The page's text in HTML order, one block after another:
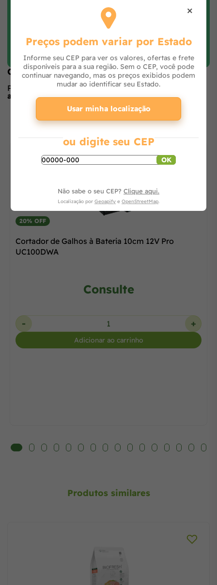
Faça login e avalie
Opiniões de quem comprou o produto
Produto ainda sem avaliações, seja o primeiro a
avaliar
no formulário ao lado.
O que os outros estão vendo
20% OFF
Cortador de Galhos à Bateria 10cm 12V Pro
UC100DWA
Consulte
- +
Adicionar ao carrinho
Produtos similares
×
Preços podem variar por Estado
Informe seu CEP para ver os valores, ofertas e frete
disponíveis para a sua região. Sem o CEP, você pode
continuar navegando, mas os preços exibidos podem
mudar ao identificar seu Estado.
Usar minha localização
ou digite seu CEP
OK
Não sabe o seu CEP? Clique aqui.
Localização por Geoapify e OpenStreetMap